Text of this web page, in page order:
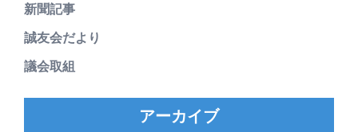
新聞記事
誠友会だより
議会取組
アーカイブ